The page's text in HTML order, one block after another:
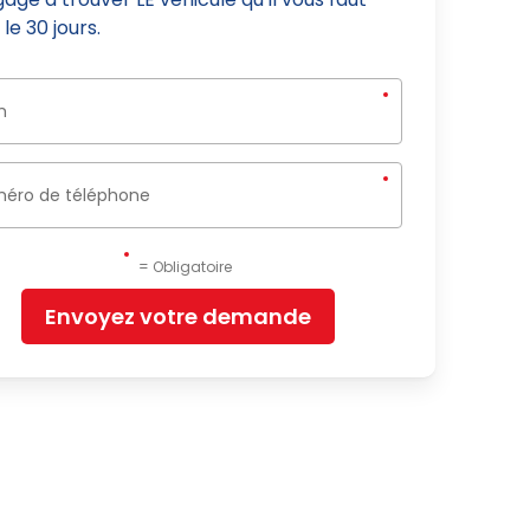
30 jours.
= Obligatoire
Envoyez votre demande